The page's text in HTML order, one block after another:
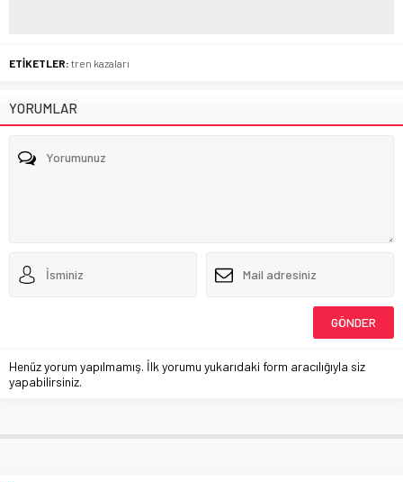
ETİKETLER: tren kazaları
YORUMLAR
Henüz yorum yapılmamış. İlk yorumu yukarıdaki form aracılığıyla siz
yapabilirsiniz.